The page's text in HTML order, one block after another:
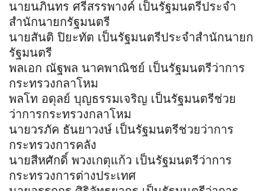
นายนภินทร ศรีสรรพางค์ เป็นรัฐมนตรีประจำ
สำนักนายกรัฐมนตรี
นายสันติ ปิยะทัต เป็นรัฐมนตรีประจำสำนักนายก
รัฐมนตรี
พลเอก ณัฐพล นาคพาณิชย์ เป็นรัฐมนตรีว่าการ
กระทรวงกลาโหม
พลโท อดุลย์ บุญธรรมเจริญ เป็นรัฐมนตรีช่วย
ว่าการกระทรวงกลาโหม
นายวรภัค ธันยาวงษ์ เป็นรัฐมนตรีช่วยว่าการ
กระทรวงการคลัง
นายสีหศักดิ์ พวงเกตุแก้ว เป็นรัฐมนตรีว่าการ
กระทรวงการต่างประเทศ